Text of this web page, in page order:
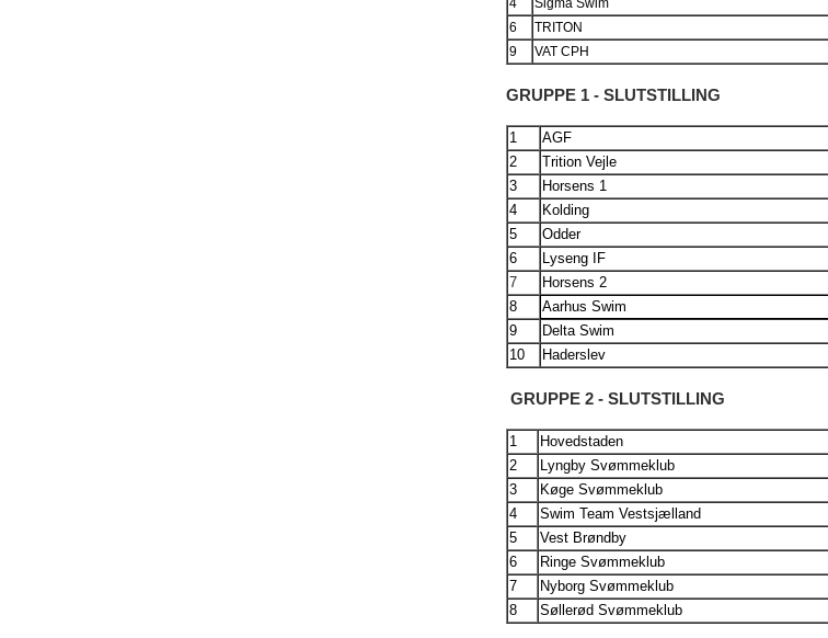
4
Sigma Swim
6
TRITON
9
VAT CPH
GRUPPE 1 - SLUTSTILLING
1 AGF
2
Trition Vejle
3
Horsens 1
4
Kolding
5
Odder
6
Lyseng IF
7
Horsens 2
8
Aarhus Swim
9
Delta Swim
10
GRUPPE 2 - SLUTSTILLING
1
2
Lyngby Svømmeklub
3
Køge Svømmeklub
4
Swim Team Vestsjælland
5
Vest Brøndby
6
Ringe Svømmeklub
7
Nyborg Svømmeklub
8
Søllerød Svømmeklub